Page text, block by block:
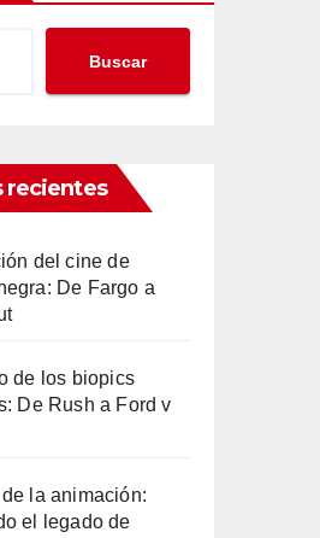
Buscar
recientes
del cine de
De Fargo a
de los biopics
De Rush a Ford v
la animación:
el legado de